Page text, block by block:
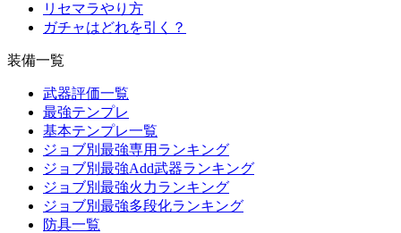
リセマラやり方
ガチャはどれを引く？
装備一覧
武器評価一覧
最強テンプレ
基本テンプレ一覧
ジョブ別最強専用ランキング
ジョブ別最強Add武器ランキング
ジョブ別最強火力ランキング
ジョブ別最強多段化ランキング
防具一覧